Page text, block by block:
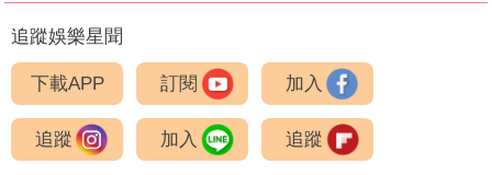
追蹤娛樂星聞
下載APP 訂閱 加入
追蹤 加入 追蹤